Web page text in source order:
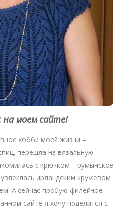
моем сайте!
хобби моей жизни –
перешла на вязальную
с крючком – румынское
ирландским кружевом
А сейчас пробую филейное
сайте я хочу поделится с